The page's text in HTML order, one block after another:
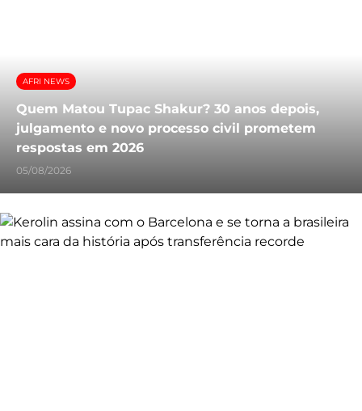
AFRI NEWS
Quem Matou Tupac Shakur? 30 anos depois,
julgamento e novo processo civil prometem
respostas em 2026
05/08/2026